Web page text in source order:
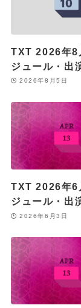
TXT 2026年8
ジュール・出
2026年8月5日
TXT 2026年6
ジュール・出
2026年6月3日